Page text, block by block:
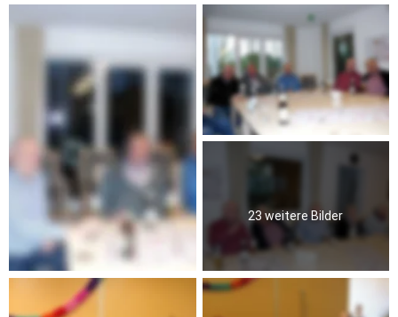
23 weitere Bilder